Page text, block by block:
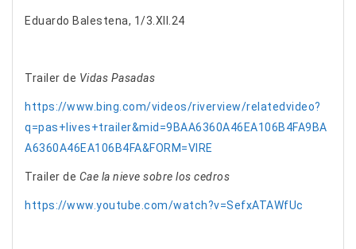
Eduardo Balestena, 1/3.XII.24
Trailer de Vidas Pasadas
https://www.bing.com/videos/riverview/relatedvideo?
q=pas+lives+trailer&mid=9BAA6360A46EA106B4FA9BA
A6360A46EA106B4FA&FORM=VIRE
Trailer de Cae la nieve sobre los cedros
https://www.youtube.com/watch?v=SefxATAWfUc